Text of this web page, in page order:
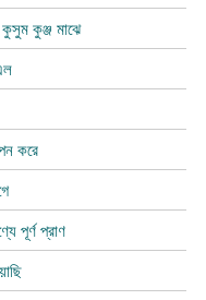
কুঞ্জ মাঝে
করে
পূর্ণ প্রাণ